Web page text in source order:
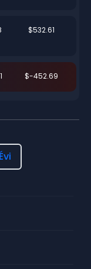
$532.61
$-452.69
Évi